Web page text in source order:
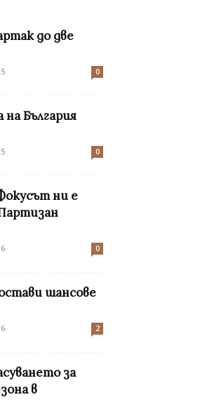
до две
0
България
0
ни е
0
шансове
2
за
в